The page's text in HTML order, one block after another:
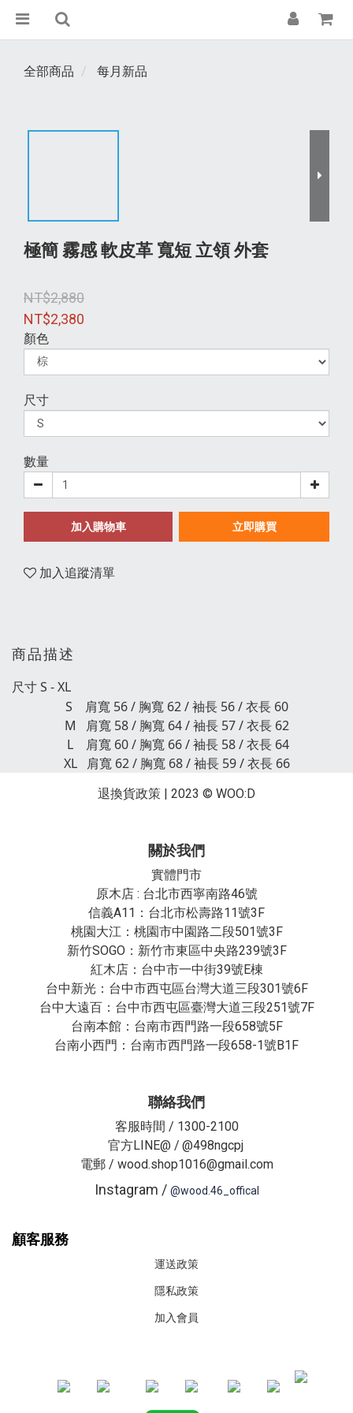
全部商品 每月新品
極簡 霧感 軟皮革 寬短 立領 外套
NT$2,880
NT$2,380
顏色
尺寸
數量
加入購物車 立即購買
加入追蹤清單
商品描述
尺寸 S - XL
S 肩寬 56 / 胸寬 62 / 袖長 56 / 衣長 60
M 肩寬 58 / 胸寬 64 / 袖長 57 / 衣長 62
L 肩寬 60 / 胸寬 66 / 袖長 58 / 衣長 64
XL 肩寬 62 / 胸寬 68 / 袖長 59 / 衣長 66
退換貨政策 | 2023 © WOO:D
關於我們
實體門市
原木店 : 台北市西寧南路46號
信義A11：台北市松壽路11號3F
桃園大江：桃園市中園路二段501號3F
新竹SOGO：新竹市東區中央路239號3F
紅木店：台中市一中街39號E棟
台中新光：台中市西屯區台灣大道三段301號6F
台中大遠百：台中市西屯區臺灣大道三段251號7F
台南本館：台南市西門路一段658號5F
台南小西門：台南市西門路一段658-1號B1F
聯絡我們
客服時間 / 1300-2100
官方LINE@ / @498ngcpj
電郵 / wood.shop1016@gmail.com
Instagram / @wood.46_offical
顧客服務
運送政策
隱私政策
加入會員